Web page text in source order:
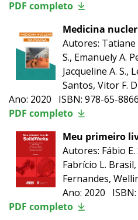
PDF completo
Medicina
Autores: Tatiane
S., Emanuely A.
Jacqueline A. S.,
Santos, Vitor F.
Ano: 2020 ISBN: 978-65-
PDF completo
Meu primeiro
Autores: Fábio
Fabrício L. Brasil,
Fernandes,
Ano: 2020
PDF completo